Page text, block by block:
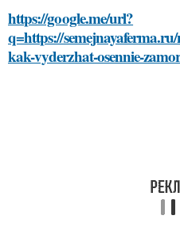
https://google.me/url?
q=https://
kak-vyderzhat-osennie-